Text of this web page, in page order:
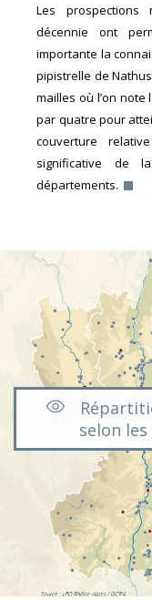
Les
décennie ont
importante la
pipistrelle de
mailles où l’on note
par quatre pour
couverture
significative de
départements.
selon